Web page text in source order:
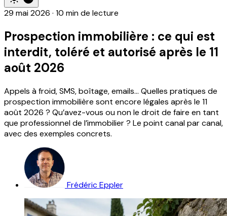
29 mai 2026 · 10 min de lecture
Prospection immobilière : ce qui est
interdit, toléré et autorisé après le 11
août 2026
Appels à froid, SMS, boîtage, emails… Quelles pratiques de
prospection immobilière sont encore légales après le 11
août 2026 ? Qu’avez-vous ou non le droit de faire en tant
que professionnel de l’immobilier ? Le point canal par canal,
avec des exemples concrets.
Frédéric Eppler